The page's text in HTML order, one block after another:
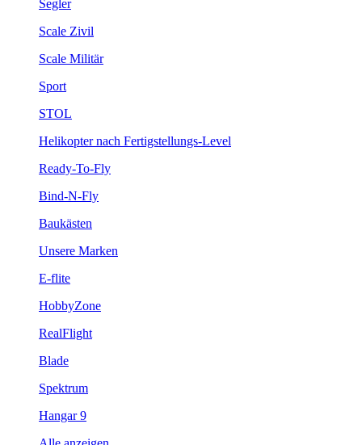
Segler
Scale Zivil
Scale Militär
Sport
STOL
Helikopter nach Fertigstellungs-Level
Ready-To-Fly
Bind-N-Fly
Baukästen
Unsere Marken
E-flite
HobbyZone
RealFlight
Blade
Spektrum
Hangar 9